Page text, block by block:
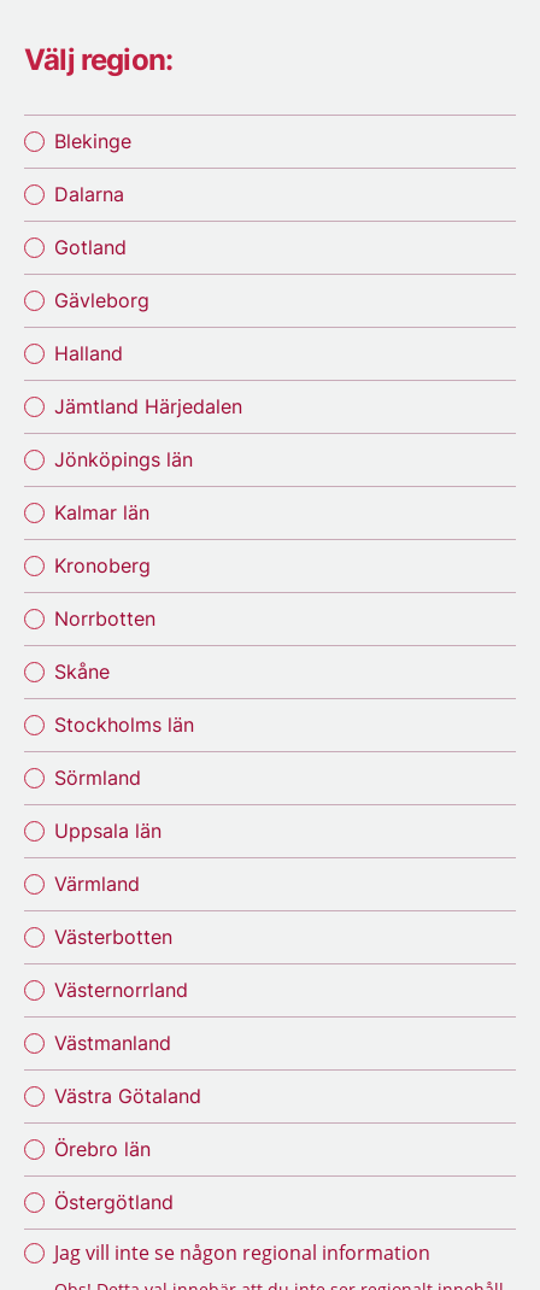
Välj region:
Blekinge
Dalarna
Gotland
Gävleborg
Halland
Jämtland Härjedalen
Jönköpings län
Kalmar län
Kronoberg
Norrbotten
Skåne
Stockholms län
Sörmland
Uppsala län
Värmland
Västerbotten
Västernorrland
Västmanland
Västra Götaland
Örebro län
Östergötland
Jag vill inte se någon regional information